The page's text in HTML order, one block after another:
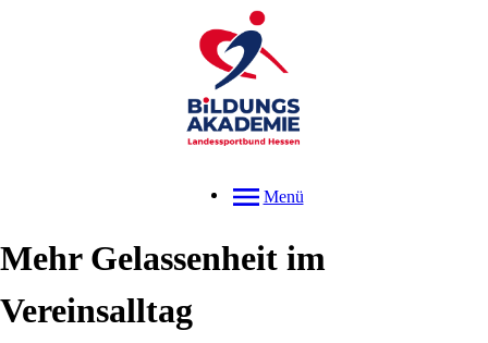
Menü
Mehr Gelassenheit im
Vereinsalltag